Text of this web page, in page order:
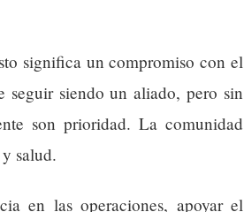
significa un compromiso con el
siendo un aliado, pero sin
son prioridad. La comunidad
salud.
en las operaciones, apoyar el